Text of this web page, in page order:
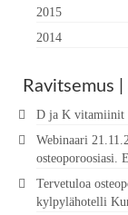
2015
2014
Ravitsemus
D ja K vitamiinit
Webinaari
osteoporoosiasi.
Tervetuloa
kylpylähotelli